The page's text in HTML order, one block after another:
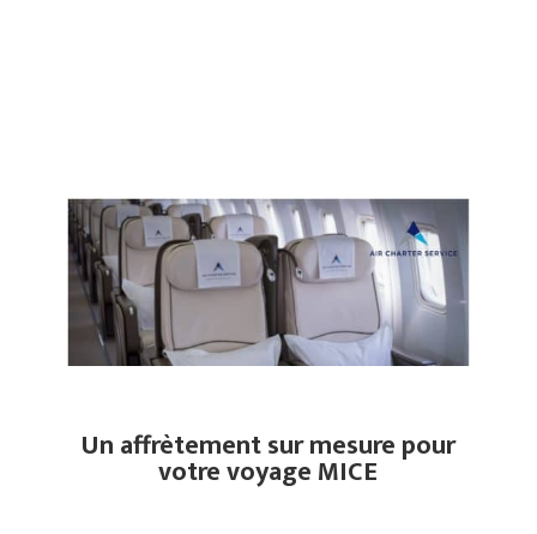
Un affrètement sur mesure pour
votre voyage MICE